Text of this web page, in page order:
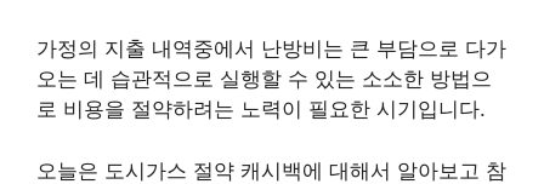
가정의 지출 내역중에서 난방비는 큰 부담으로 다가
오는 데 습관적으로 실행할 수 있는 소소한 방법으
로 비용을 절약하려는 노력이 필요한 시기입니다.
오늘은 도시가스 절약 캐시백에 대해서 알아보고 참